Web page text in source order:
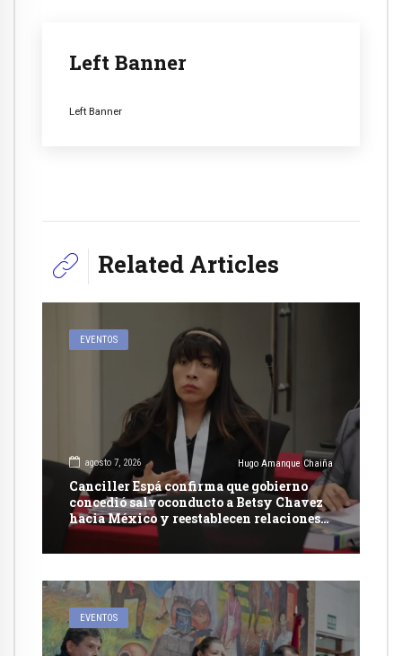
Left Banner
Left Banner
Related Articles
EVENTOS
agosto 7, 2026 Hugo Amanque Chaiña
Canciller Espá confirma que gobierno
concedió salvoconducto a Betsy Chavez
hacia México y reestablecen relaciones
con dicho país
EVENTOS